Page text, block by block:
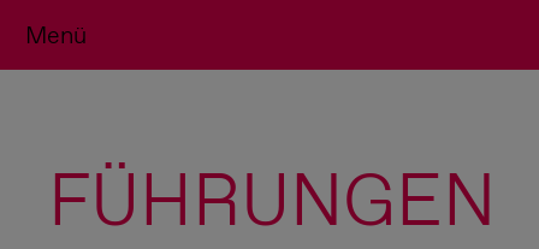
Menü
FÜHRUNGEN